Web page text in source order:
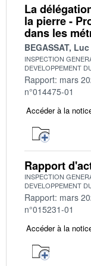
La
la pierre -
dans les
BEGASSAT, Luc
INSPECTION
DEVELOPPEMENT
Rapport: mars
n°014475-01
Accéder à la
Rapport
INSPECTION
DEVELOPPEMENT
Rapport: mars
n°015231-01
Accéder à la